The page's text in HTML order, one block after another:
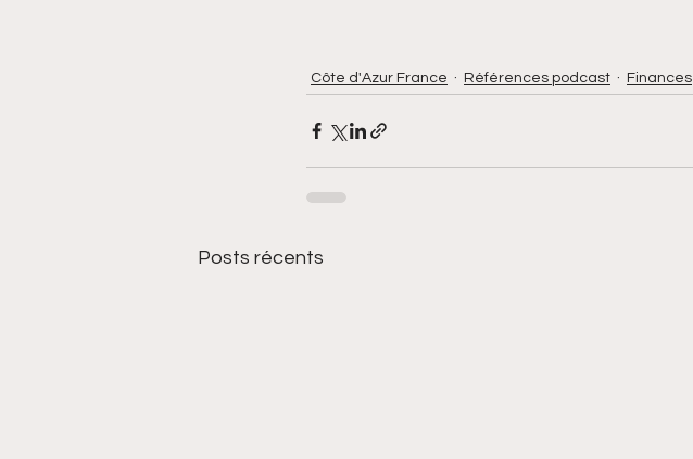
Côte d'Azur France Références podcast Finances
Posts récents